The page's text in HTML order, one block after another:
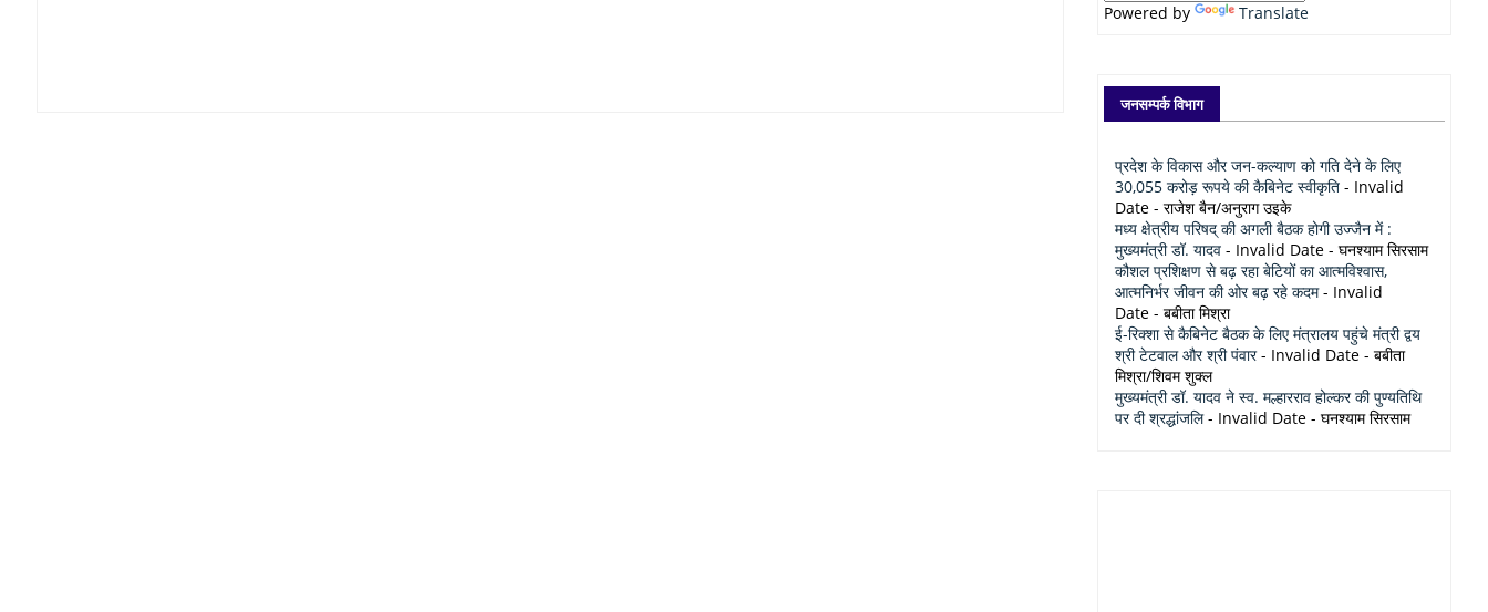
Powered by Translate
जनसम्पर्क विभाग
प्रदेश के विकास और जन-कल्याण को गति देने के लिए
30,055 करोड़ रूपये की कैबिनेट स्वीकृति - Invalid
Date - राजेश बैन/अनुराग उइके
मध्य क्षेत्रीय परिषद् की अगली बैठक होगी उज्जैन में :
मुख्यमंत्री डॉ. यादव - Invalid Date - घनश्याम सिरसाम
कौशल प्रशिक्षण से बढ़ रहा बेटियों का आत्मविश्वास,
आत्मनिर्भर जीवन की ओर बढ़ रहे कदम- Invalid
Date - बबीता मिश्रा
ई-रिक्शा से कैबिनेट बैठक के लिए मंत्रालय पहुंचे मंत्री द्वय
श्री टेटवाल और श्री पंवार- Invalid Date - बबीता
मिश्रा/शिवम शुक्ल
मुख्यमंत्री डॉ. यादव ने स्व. मल्हारराव होल्कर की पुण्यतिथि
पर दी श्रद्धांजलि- Invalid Date - घनश्याम सिरसाम